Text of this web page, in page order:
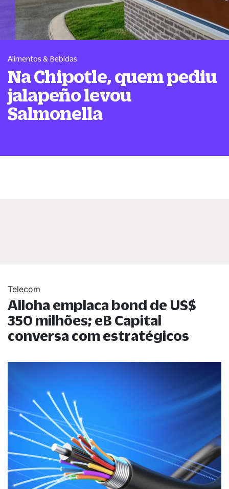
Alimentos & Bebidas
Na Chipotle, quem pediu
jalapeño levou
Salmonella
Telecom
Alloha emplaca bond de US$
350 milhões; eB Capital
conversa com estratégicos